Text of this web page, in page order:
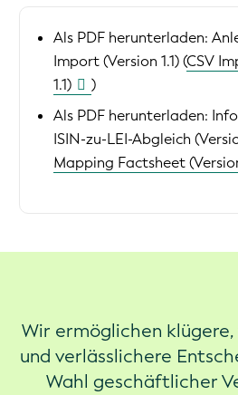
Als PDF herunterladen:
Import (Version 1.1) (CSV
1.1)
)
Als PDF herunterladen:
ISIN-zu-LEI-Abgleich
Mapping Factsheet
Wir ermöglichen
und verlässlichere
Wahl geschäftlicher